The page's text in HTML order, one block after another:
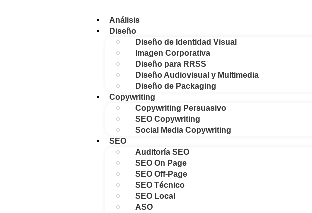
Análisis
Diseño
Diseño de Identidad Visual
Imagen Corporativa
Diseño para RRSS
Diseño Audiovisual y Multimedia
Diseño de Packaging
Copywriting
Copywriting Persuasivo
SEO Copywriting
Social Media Copywriting
SEO
Auditoría SEO
SEO On Page
SEO Off-Page
SEO Técnico
SEO Local
ASO